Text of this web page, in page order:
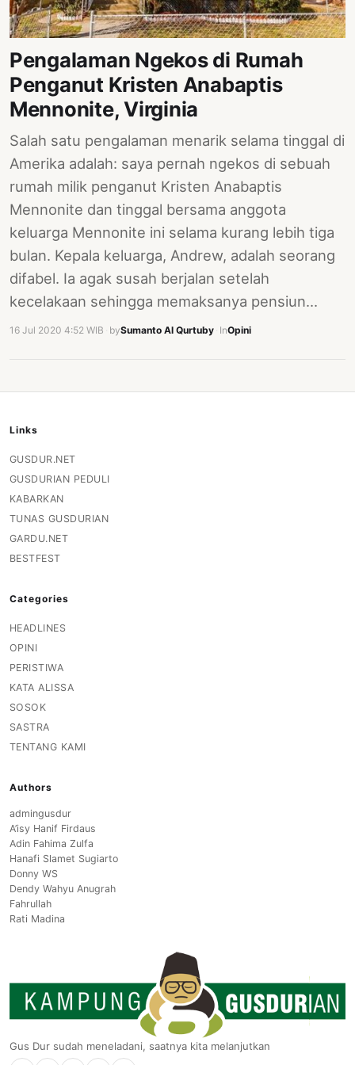
Pengalaman Ngekos di Rumah
Penganut Kristen Anabaptis
Mennonite, Virginia
Salah satu pengalaman menarik selama tinggal di
Amerika adalah: saya pernah ngekos di sebuah
rumah milik penganut Kristen Anabaptis
Mennonite dan tinggal bersama anggota
keluarga Mennonite ini selama kurang lebih tiga
bulan. Kepala keluarga, Andrew, adalah seorang
difabel. Ia agak susah berjalan setelah
kecelakaan sehingga memaksanya pensiun…
16 Jul 2020 4:52 WIB bySumanto Al Qurtuby InOpini
Links
GUSDUR.NET
GUSDURIAN PEDULI
KABARKAN
TUNAS GUSDURIAN
GARDU.NET
BESTFEST
Categories
HEADLINES
OPINI
PERISTIWA
KATA ALISSA
SOSOK
SASTRA
TENTANG KAMI
Authors
admingusdur
A’isy Hanif Firdaus
Adin Fahima Zulfa
Hanafi Slamet Sugiarto
Donny WS
Dendy Wahyu Anugrah
Fahrullah
Rati Madina
Gus Dur sudah meneladani, saatnya kita melanjutkan